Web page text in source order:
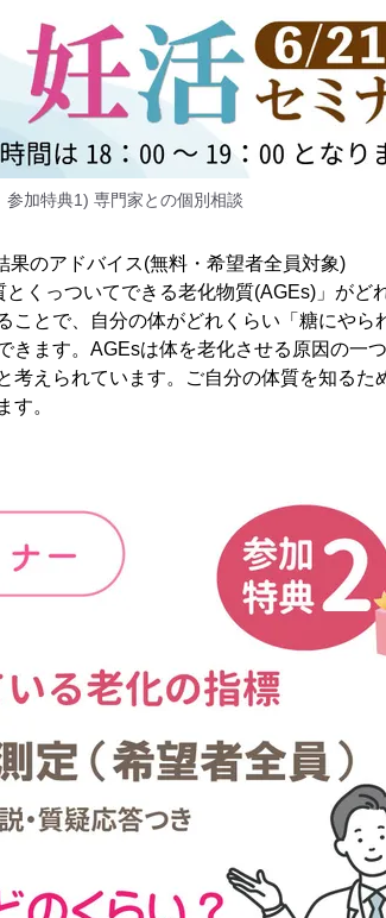
参加特典1) 専門家との個別相談
果のアドバイス(無料・希望者全員対象)
くっついてできる老化物質(AGEs)」がど
とで、自分の体がどれくらい「糖にやら
きます。AGEsは体を老化させる原因の一
考えられています。ご自分の体質を知るた
す。